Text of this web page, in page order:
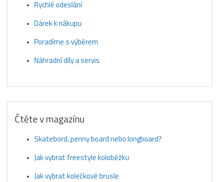
Rychlé odeslání
Dárek k nákupu
Poradíme s výběrem
Náhradní díly a servis
Čtěte v magazínu
Skatebord, penny board nebo longboard?
Jak vybrat freestyle koloběžku
Jak vybrat kolečkové brusle